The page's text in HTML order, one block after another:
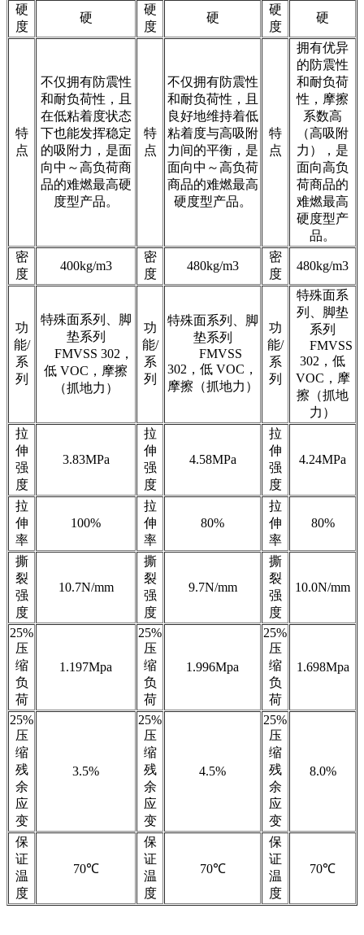
硬
度
硬
硬
度
硬
硬
度
硬
特
点
不仅拥有防震性
和耐负荷性，且
在低粘着度状态
下也能发挥稳定
的吸附力，是面
向中～高负荷商
品的难燃最高硬
度型产品。
特
点
不仅拥有防震性
和耐负荷性，且
良好地维持着低
粘着度与高吸附
力间的平衡，是
面向中～高负荷
商品的难燃最高
硬度型产品。
特
点
拥有优异
的防震性
和耐负荷
性，摩擦
系数高
（高吸附
力），是
面向高负
荷商品的
难燃最高
硬度型产
品。
密
度
400kg/m3
密
度
480kg/m3
密
度
480kg/m3
功
能/
系
列
特殊面系列、脚
垫系列
FMVSS 302，
低 VOC，摩擦
（抓地力）
功
能/
系
列
特殊面系列、脚
垫系列
FMVSS
302，低 VOC，
摩擦（抓地力）
功
能/
系
列
特殊面系
列、脚垫
系列
FMVSS
302，低
VOC，摩
擦（抓地
力）
拉
伸
强
度
3.83MPa
拉
伸
强
度
4.58MPa
拉
伸
强
度
4.24MPa
拉
伸
率
100%
拉
伸
率
80%
拉
伸
率
80%
撕
裂
强
度
10.7N/mm
撕
裂
强
度
9.7N/mm
撕
裂
强
度
10.0N/mm
25%
压
缩
负
荷
1.197Mpa
25%
压
缩
负
荷
1.996Mpa
25%
压
缩
负
荷
1.698Mpa
25%
压
缩
残
余
应
变
3.5%
25%
压
缩
残
余
应
变
4.5%
25%
压
缩
残
余
应
变
8.0%
保
证
温
度
70℃
保
证
温
度
70℃
保
证
温
度
70℃